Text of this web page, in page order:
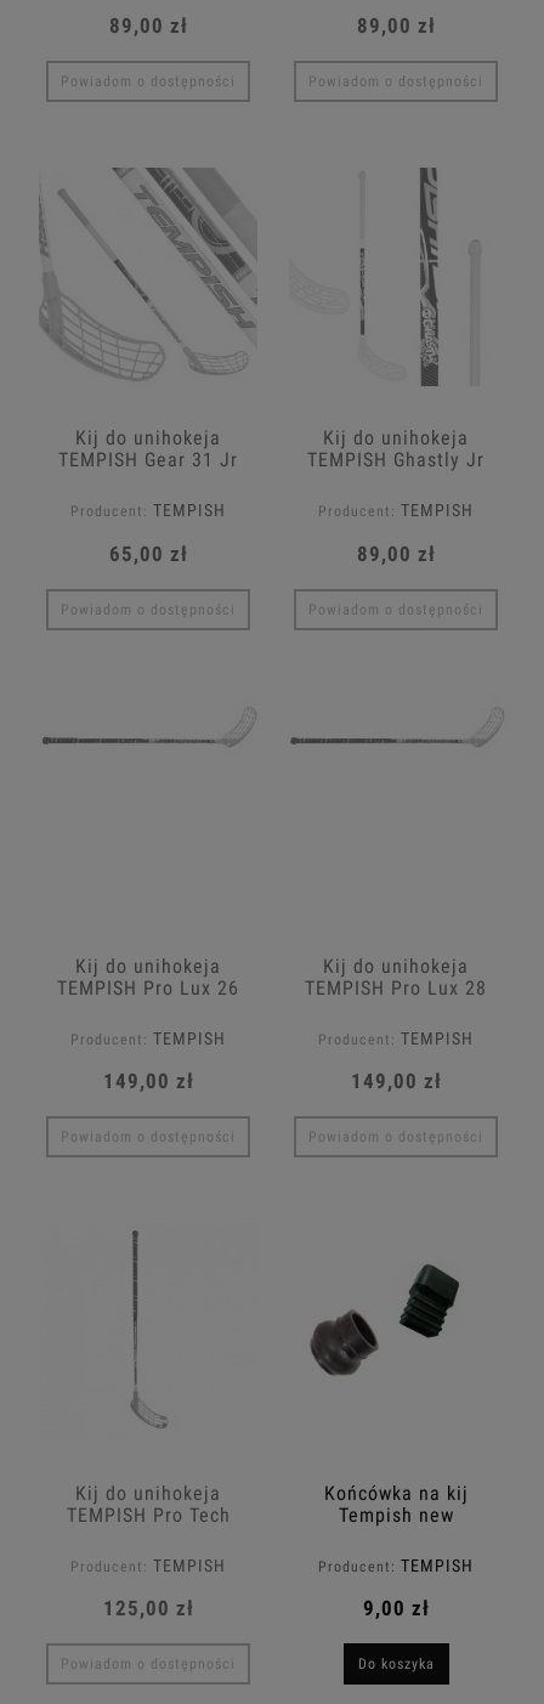
89,00 zł
Powiadom o dostępności
89,00 zł
Powiadom o dostępności
Kij do unihokeja
TEMPISH Gear 31 Jr
Producent: TEMPISH
65,00 zł
Powiadom o dostępności
Kij do unihokeja
TEMPISH Ghastly Jr
Producent: TEMPISH
89,00 zł
Powiadom o dostępności
Kij do unihokeja
TEMPISH Pro Lux 26
Producent: TEMPISH
149,00 zł
Powiadom o dostępności
Kij do unihokeja
TEMPISH Pro Lux 28
Producent: TEMPISH
149,00 zł
Powiadom o dostępności
Kij do unihokeja
TEMPISH Pro Tech
Producent: TEMPISH
125,00 zł
Powiadom o dostępności
Końcówka na kij
Tempish new
Producent: TEMPISH
9,00 zł
Do koszyka